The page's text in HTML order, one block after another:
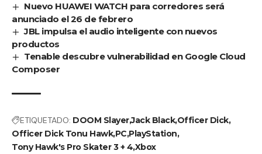
Nuevo HUAWEI WATCH para corredores será
anunciado el 26 de febrero
JBL impulsa el audio inteligente con nuevos
productos
Tenable descubre vulnerabilidad en Google Cloud
Composer
ETIQUETADO: DOOM SlayerJack BlackOfficer Dick
Officer Dick Tonu HawkPC PlayStation
Tony Hawk's Pro Skater 3 + 4Xbox